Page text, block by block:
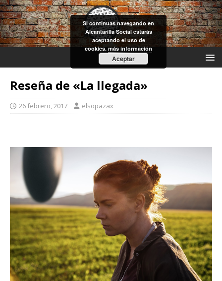
Reseña de «La llegada»
26 febrero, 2017 elsopazax
Si continuas navegando en
Alcantarilla Social estarás
aceptando el uso de
cookies.más información
Aceptar